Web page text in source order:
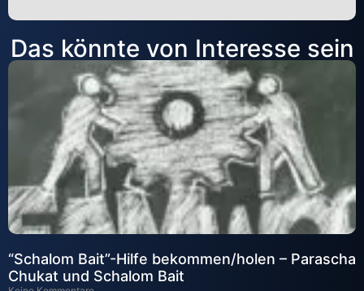
Alternative:
Das könnte von Interesse sein
“Schalom Bait”-Hilfe bekommen/holen – Parascha
Chukat und Schalom Bait